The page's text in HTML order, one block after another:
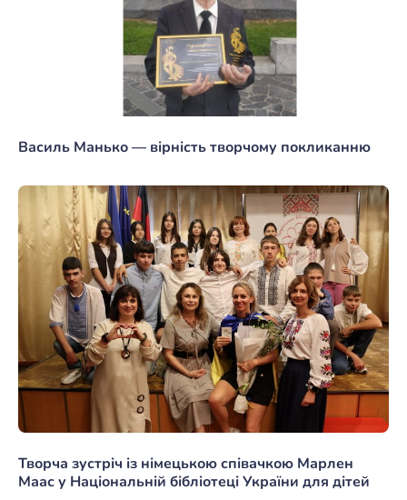
Василь Манько — вірність творчому покликанню
Творча зустріч із німецькою співачкою Марлен
Маас у Національній бібліотеці України для дітей